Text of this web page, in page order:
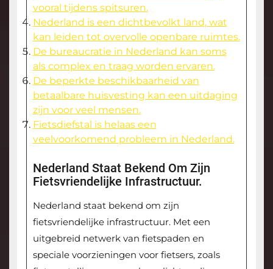
vooral tijdens spitsuren.
Nederland is een dichtbevolkt land, wat
kan leiden tot overvolle openbare ruimtes.
De bureaucratie in Nederland kan soms
als complex en traag worden ervaren.
De beperkte beschikbaarheid van
betaalbare huisvesting kan een uitdaging
zijn voor veel mensen.
Fietsdiefstal is helaas een
veelvoorkomend probleem in Nederland.
Nederland Staat Bekend Om Zijn
Fietsvriendelijke Infrastructuur.
Nederland staat bekend om zijn
fietsvriendelijke infrastructuur. Met een
uitgebreid netwerk van fietspaden en
speciale voorzieningen voor fietsers, zoals